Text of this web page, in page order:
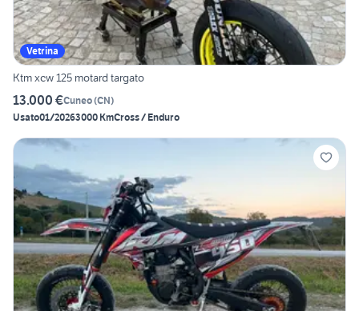
Vetrina
Ktm xcw 125 motard targato
13.000 €Cuneo(CN)
Usato01/20263000 KmCross / Enduro